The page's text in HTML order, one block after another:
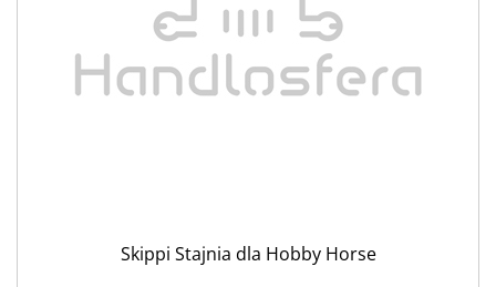
Skippi Stajnia dla Hobby Horse